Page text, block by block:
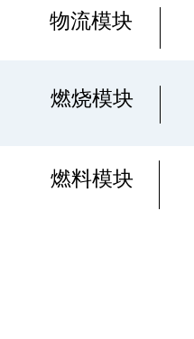
物流模块
燃烧模块
燃料模块